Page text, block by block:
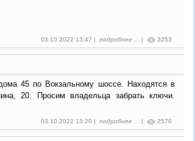
03.10.2022 13:47 | подробнее ... | 3253
45 по Вокзальному шоссе. Находятся в
20. Просим владельца забрать ключи.
03.10.2022 13:20 | подробнее ... | 2570